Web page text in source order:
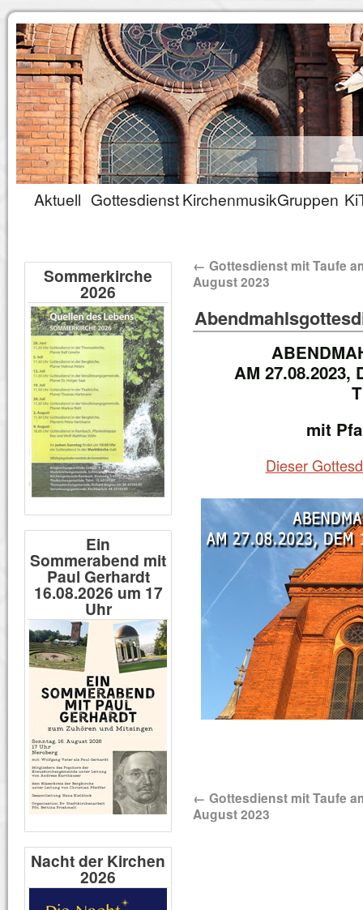
Aktuell GottesdienstKirchenmusikGruppen
← Gottesdienst mit Taufe
August 2023
AM 27.08.2023,
mit
Dieser
← Gottesdienst mit Taufe
August 2023
Sommerkirche
2026
Ein
Sommerabend mit
Paul Gerhardt
16.08.2026 um 17
Uhr
Nacht der Kirchen
2026